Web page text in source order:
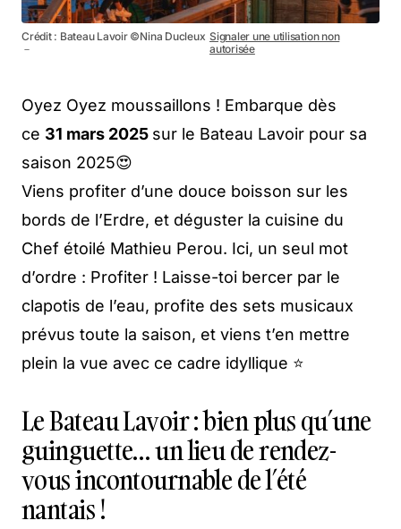
Crédit : Bateau Lavoir ©Nina Ducleux
－
Signaler une utilisation non
autorisée
Oyez Oyez moussaillons ! Embarque dès
ce 31 mars 2025 sur le Bateau Lavoir pour sa
saison 2025😍
Viens profiter d’une douce boisson sur les
bords de l’Erdre, et déguster la cuisine du
Chef étoilé Mathieu Perou. Ici, un seul mot
d’ordre : Profiter ! Laisse-toi bercer par le
clapotis de l’eau, profite des sets musicaux
prévus toute la saison, et viens t’en mettre
plein la vue avec ce cadre idyllique ⭐
Le Bateau Lavoir : bien plus qu’une
guinguette… un lieu de rendez-
vous incontournable de l’été
nantais !